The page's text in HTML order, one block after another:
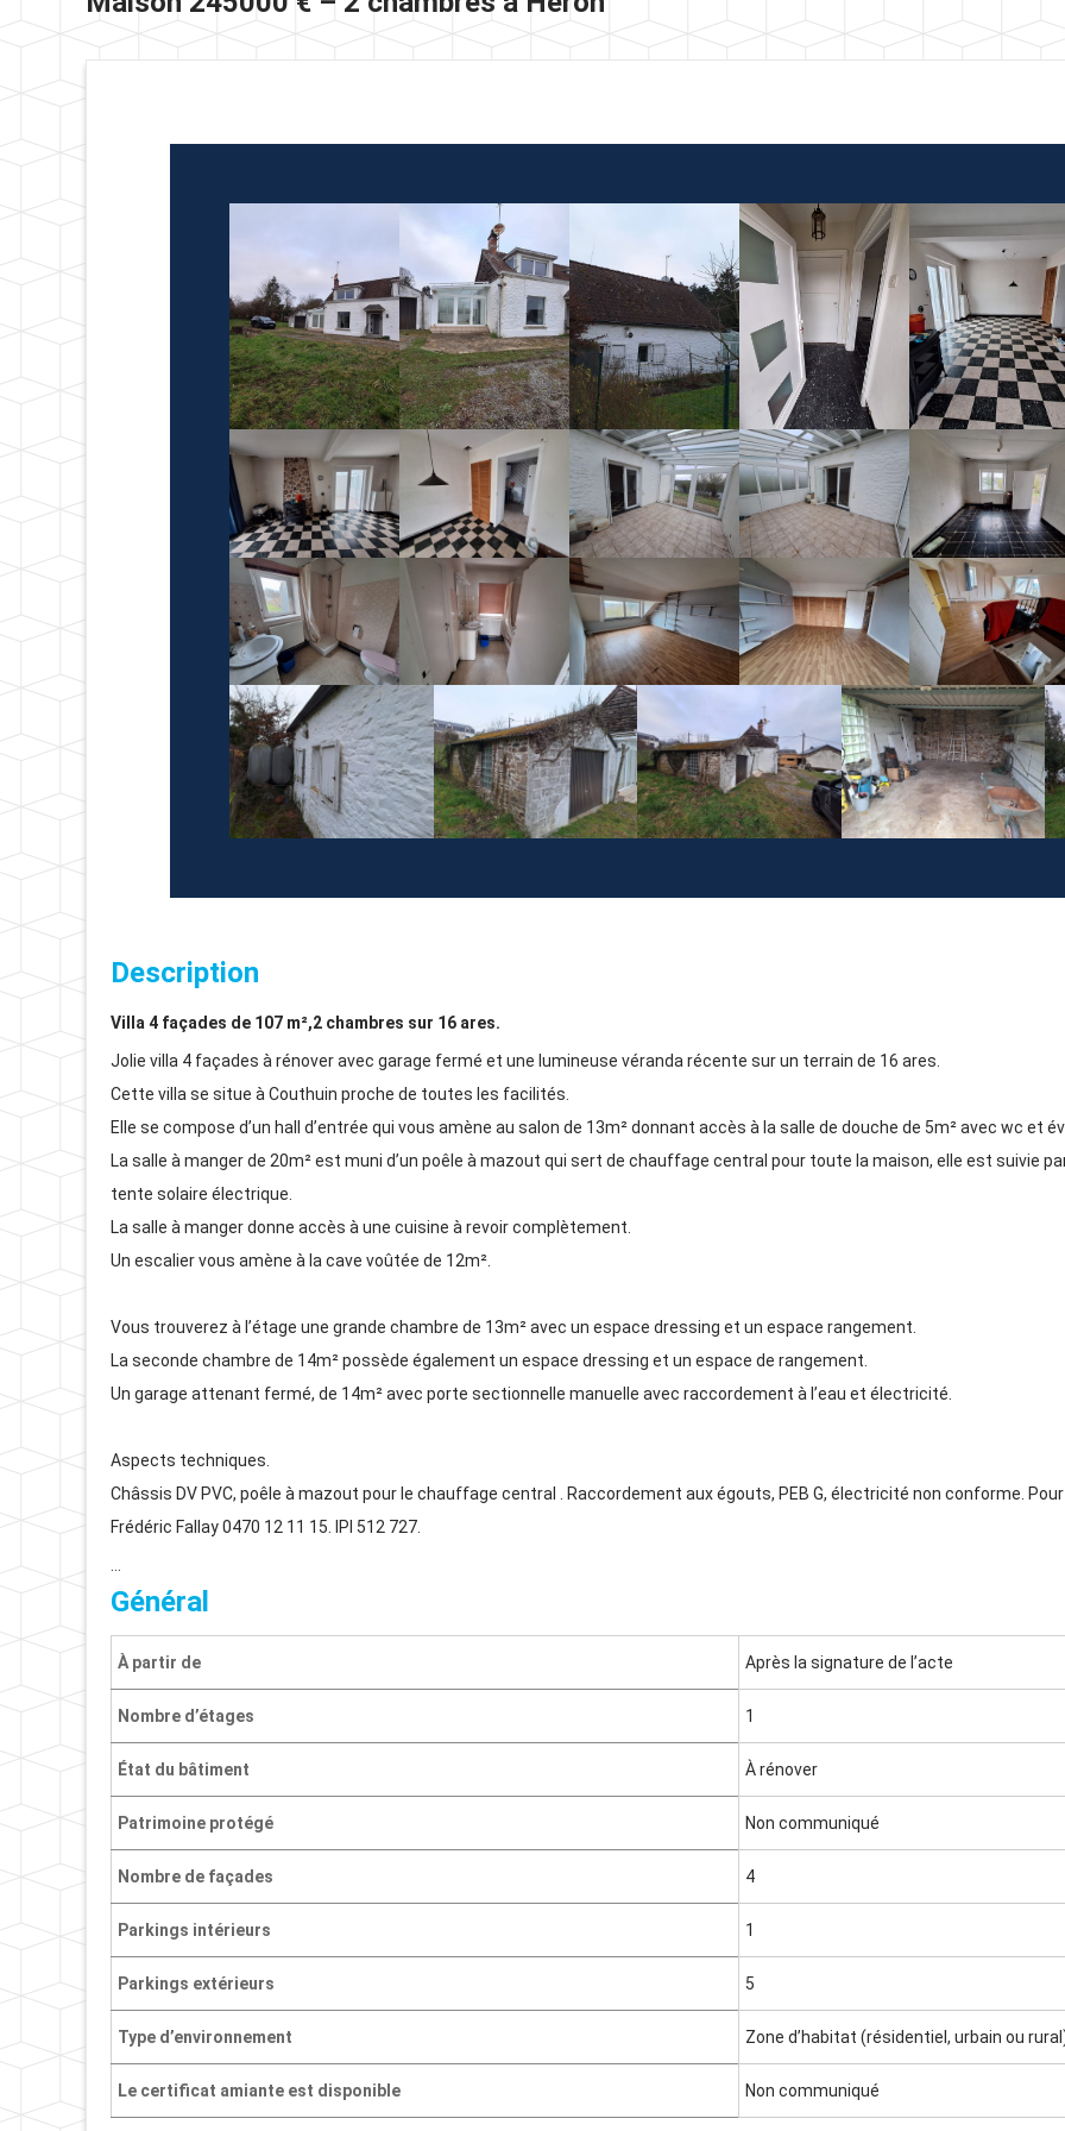
Description
Villa 4 façades de 107 m²,2 chambres sur 16 ares.
Jolie villa 4 façades à rénover avec garage fermé et une lumineuse véranda récente sur un terrain de 16 ares.
Cette villa se situe à Couthuin proche de toutes les facilités.
Elle se compose d’un hall d’entrée qui vous amène au salon de 13m² donnant accès à la salle de douche de 5m² avec wc et
La salle à manger de 20m² est muni d’un poêle à mazout qui sert de chauffage central pour toute la maison, elle est suivie
tente solaire électrique.
La salle à manger donne accès à une cuisine à revoir complètement.
Un escalier vous amène à la cave voûtée de 12m².
Vous trouverez à l’étage une grande chambre de 13m² avec un espace dressing et un espace rangement.
La seconde chambre de 14m² possède également un espace dressing et un espace de rangement.
Un garage attenant fermé, de 14m² avec porte sectionnelle manuelle avec raccordement à l’eau et électricité.
Aspects techniques.
Châssis DV PVC, poêle à mazout pour le chauffage central . Raccordement aux égouts, PEB G, électricité non conforme.
Frédéric Fallay 0470 12 11 15. IPI 512 727.
Général
À partir de Après la signature de l’acte
Nombre d’étages 1
État du bâtiment À rénover
Patrimoine protégé Non communiqué
Nombre de façades 4
Parkings intérieurs 1
Parkings extérieurs 5
Type d’environnement Zone d’habitat (résidentiel, urbain ou
Le certificat amiante est disponible Non communiqué